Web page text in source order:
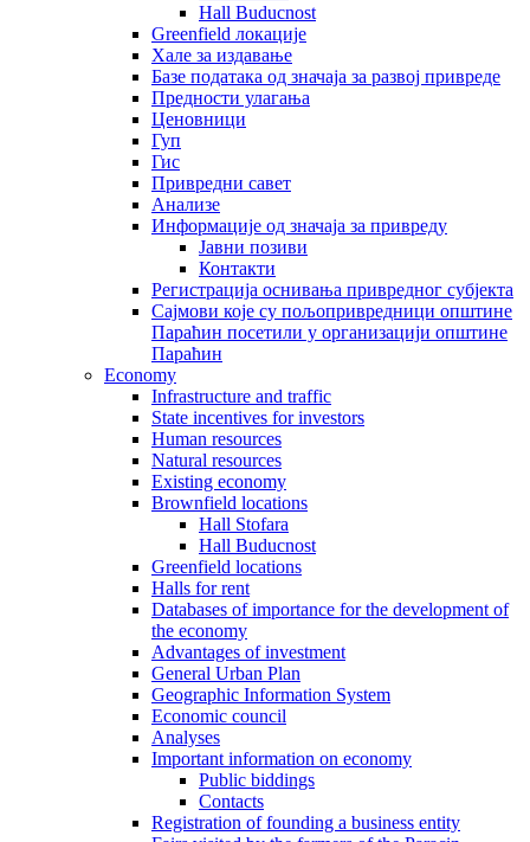
Hall Buducnost
Greenfield локације
Хале за издавање
Базе података од значаја за развој привреде
Предности улагања
Ценовници
Гуп
Гис
Привредни савет
Aнализе
Информације од значаја за привреду
Јавни позиви
Контакти
Регистрација оснивања привредног субјекта
Сајмови које су пољопривредници општине
Параћин посетили у организацији општине
Параћин
Economy
Infrastructure and traffic
State incentives for investors
Human resources
Natural resources
Existing economy
Brownfield locations
Hall Stofara
Hall Buducnost
Greenfield locations
Halls for rent
Databases of importance for the development of
the economy
Advantages of investment
General Urban Plan
Geographic Information System
Еconomic council
Analyses
Important information on economy
Public biddings
Contacts
Registration of founding a business entity